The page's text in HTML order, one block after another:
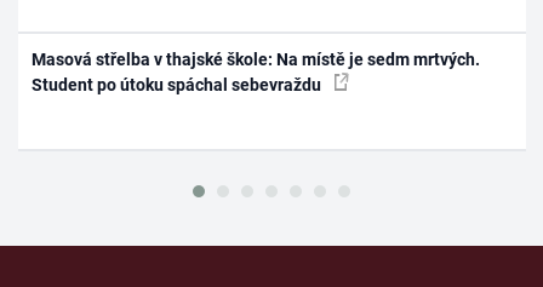
Masová střelba v thajské škole: Na místě je sedm mrtvých.
Student po útoku spáchal sebevraždu